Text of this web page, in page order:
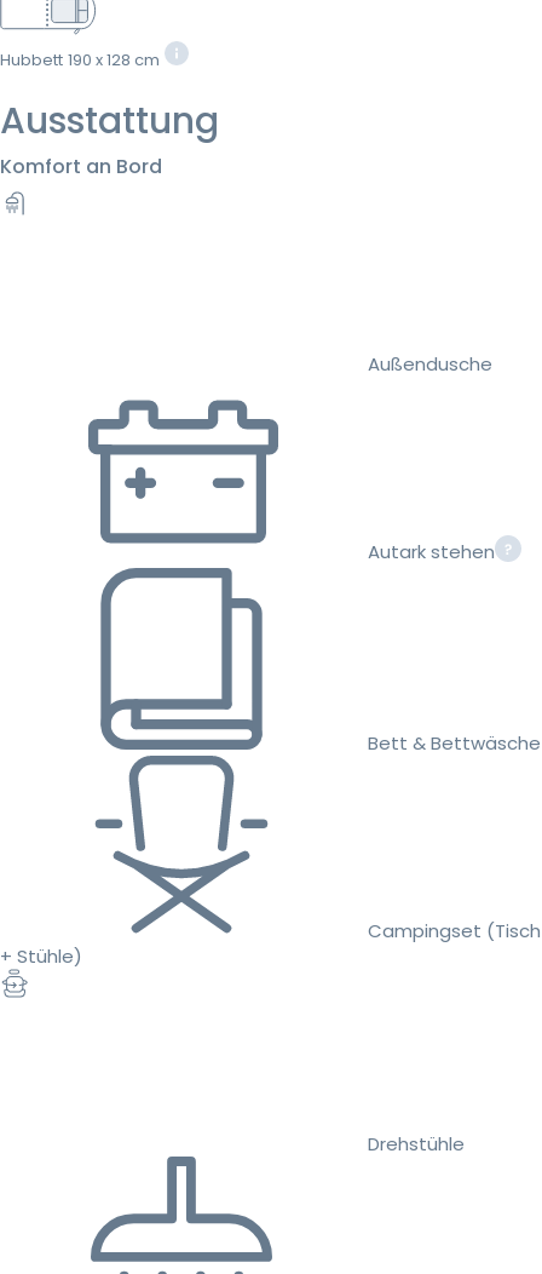
Hubbett 190 x 128 cm
Ausstattung
Komfort an Bord
Außendusche
Autark stehen
Bett & Bettwäsche
Campingset (Tisch
+ Stühle)
Drehstühle